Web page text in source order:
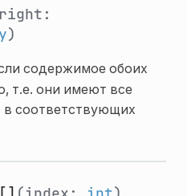
)
содержимое обоих
т.е. они имеют все
в соответствующих